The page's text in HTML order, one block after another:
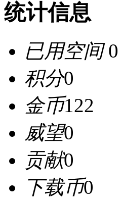
统计信息
已用空间0
积分0
金币122
威望0
贡献0
下载币0